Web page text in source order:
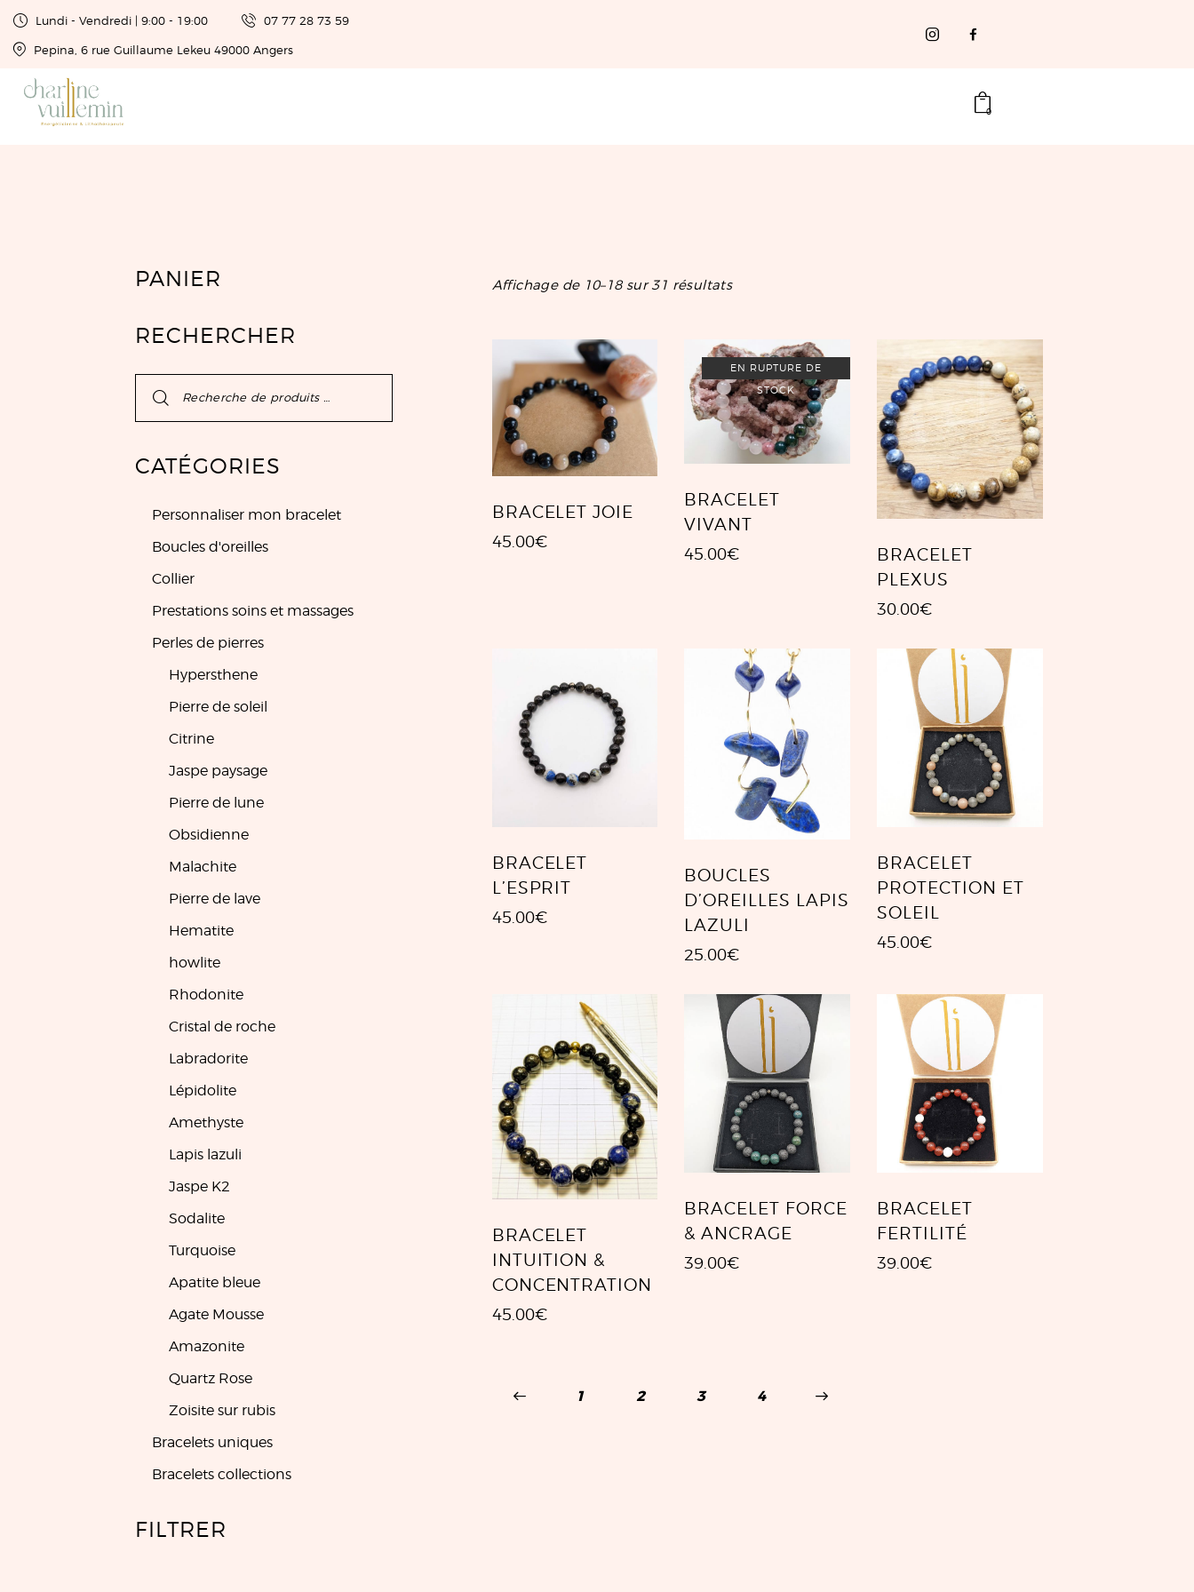
Lundi - Vendredi | 9:00 - 19:00 07 77 28 73 59
Pepina, 6 rue Guillaume Lekeu 49000 Angers
0
Affichage de 10–18 sur 31 résultats
BRACELET JOIE
45.00€
EN RUPTURE DE
STOCK
BRACELET
VIVANT
45.00€
BRACELET
PLEXUS
30.00€
BRACELET
L’ESPRIT
45.00€
BOUCLES
D’OREILLES LAPIS
LAZULI
25.00€
BRACELET
PROTECTION ET
SOLEIL
45.00€
BRACELET
INTUITION &
CONCENTRATION
45.00€
BRACELET FORCE
& ANCRAGE
39.00€
BRACELET
FERTILITÉ
39.00€
1 2 3 4
PANIER
RECHERCHER
CATÉGORIES
Personnaliser mon bracelet
Boucles d'oreilles
Collier
Prestations soins et massages
Perles de pierres
Hypersthene
Pierre de soleil
Citrine
Jaspe paysage
Pierre de lune
Obsidienne
Malachite
Pierre de lave
Hematite
howlite
Rhodonite
Cristal de roche
Labradorite
Lépidolite
Amethyste
Lapis lazuli
Jaspe K2
Sodalite
Turquoise
Apatite bleue
Agate Mousse
Amazonite
Quartz Rose
Zoisite sur rubis
Bracelets uniques
Bracelets collections
FILTRER